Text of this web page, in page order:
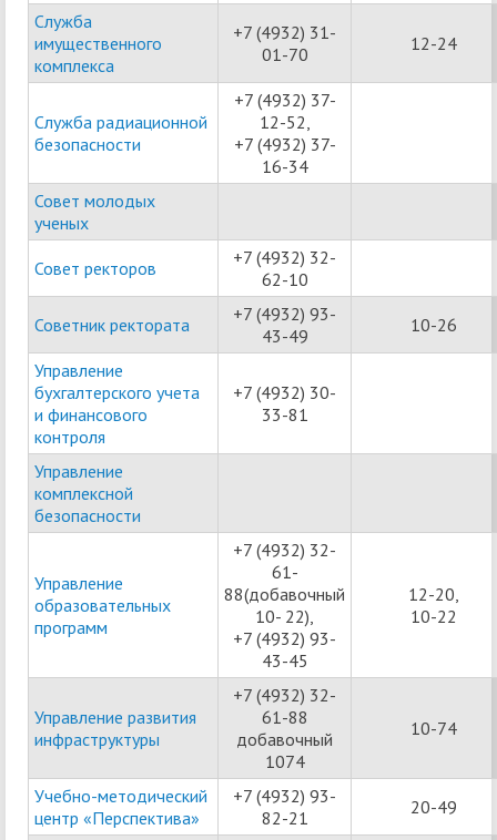
Служба
имущественного
комплекса
+7 (4932) 31-
01-70
12-24
Служба радиационной
безопасности
+7 (4932) 37-
12-52,
+7 (4932) 37-
16-34
Совет молодых
ученых
Совет ректоров
+7 (4932) 32-
62-10
Советник ректората
+7 (4932) 93-
43-49
10-26
Управление
бухгалтерского учета
и финансового
контроля
+7 (4932) 30-
33-81
Управление
комплексной
безопасности
Управление
образовательных
программ
+7 (4932) 32-
61-
88(добавочный
10- 22),
+7 (4932) 93-
43-45
12-20,
10-22
Управление развития
инфраструктуры
+7 (4932) 32-
61-88
добавочный
1074
10-74
Учебно-методический
центр «Перспектива»
+7 (4932) 93-
82-21
20-49